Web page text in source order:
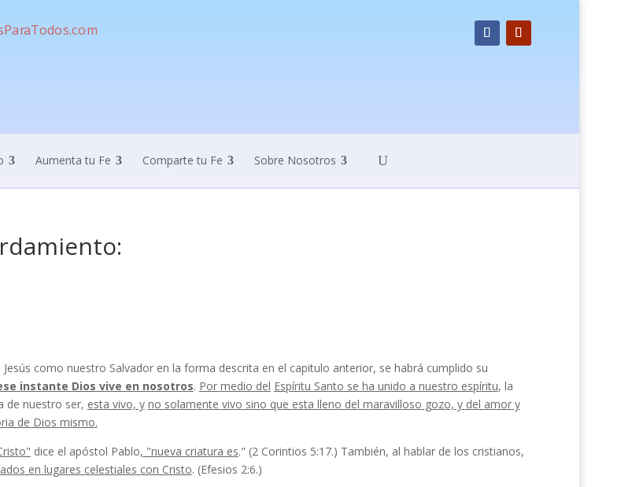
Aumenta tu Fe Comparte tu Fe Sobre Nosotros
Jesús como nuestro Salvador en la forma descrita en el capitulo anterior, se habrá cumplido su
instante Dios vive en nosotros. Por medio del Espíritu Santo se ha unido a nuestro espíritu, la
de nuestro ser, esta vivo, y no solamente vivo sino que esta lleno del maravilloso gozo, y del amor y
de Dios mismo.
dice el apóstol Pablo, "nueva criatura es." (2 Corintios 5:17.) También, al hablar de los cristianos,
en lugares celestiales con Cristo. (Efesios 2:6.)